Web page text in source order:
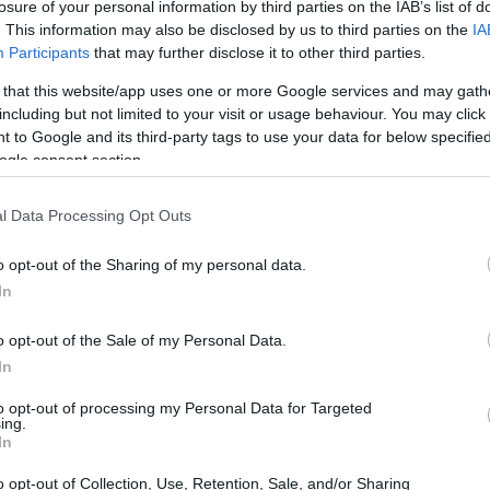
of your personal information by third parties on the IAB’s list of
This information may also be disclosed by us to third parties on the
Participants that may further disclose it to other third parties.
that this website/app uses one or more Google services and may
but not limited to your visit or usage behaviour. You may
to Google and its third-party tags to use your data for below
consent section.
Data Processing Opt Outs
opt-out of the Sharing of my personal data.
opt-out of the Sale of my Personal Data.
opt-out of processing my Personal Data for Targeted
opt-out of Collection, Use, Retention, Sale, and/or Sharing
roda Brassica. Ova skupina također uključuje brokulu i
spojeva koji mogu ponuditi zdravstvene prednosti.
u mnogim kuhinjama.
od zelenog kupusa. To ga čini privlačnim mnogim
tvari.
obrocima može poboljšati i okus i hranjive
Izvrstan je dodatak zdravoj prehrani.
kupusa
tvari, što ga čini izvrsnim za zdravu prehranu. Jedna
važne komponente koje vam pomažu u održavanju